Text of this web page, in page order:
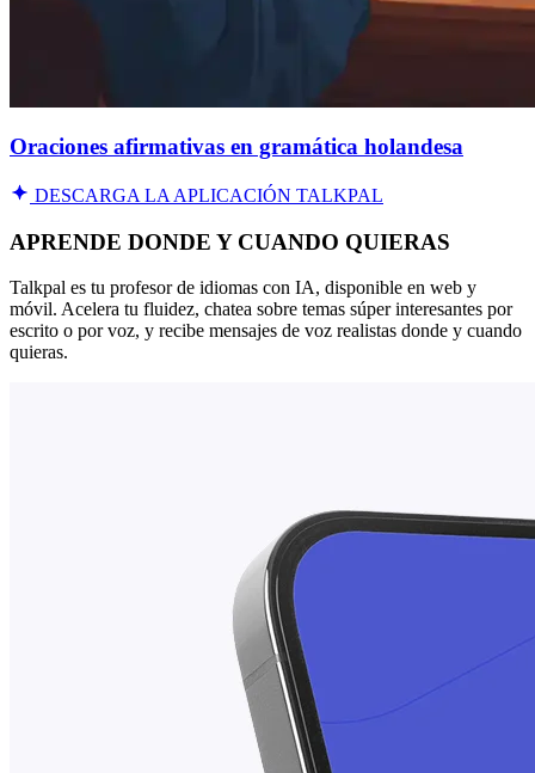
Oraciones afirmativas en gramática holandesa
DESCARGA LA APLICACIÓN TALKPAL
APRENDE DONDE Y CUANDO QUIERAS
Talkpal es tu profesor de idiomas con IA, disponible en web y
móvil. Acelera tu fluidez, chatea sobre temas súper interesantes por
escrito o por voz, y recibe mensajes de voz realistas donde y cuando
quieras.